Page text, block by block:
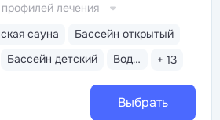
сауна
Бассейн открытый
Бассейн детский Водные горки + 13
профилей лечения
Выбрать